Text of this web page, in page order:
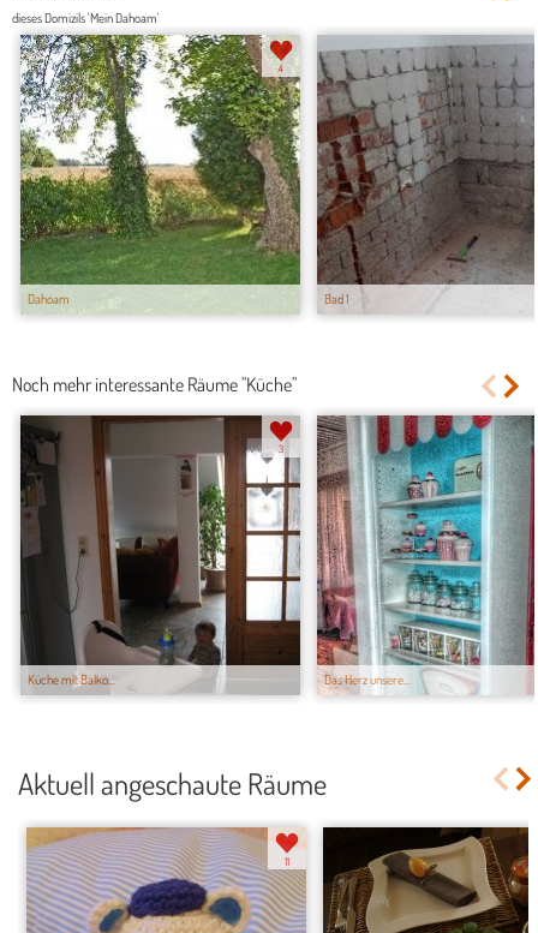
dieses Domizils 'Mein Dahoam'
Dahoam
4
Bad 1
Noch mehr interessante Räume "Küche"
Küche mit Balko...
3
Das Herz unsere...
Aktuell angeschaute Räume
11